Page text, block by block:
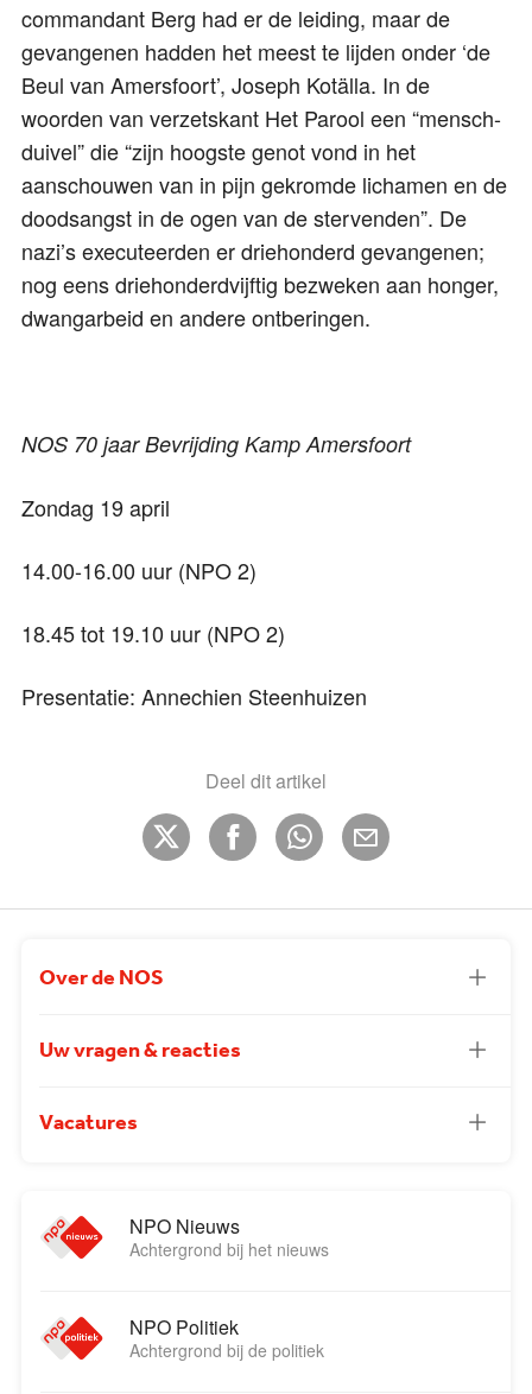
commandant Berg had er de leiding, maar de
gevangenen hadden het meest te lijden onder ‘de
Beul van Amersfoort’, Joseph Kotälla. In de
woorden van verzetskant Het Parool een “mensch-
duivel” die “zijn hoogste genot vond in het
aanschouwen van in pijn gekromde lichamen en de
doodsangst in de ogen van de stervenden”. De
nazi’s executeerden er driehonderd gevangenen;
nog eens driehonderdvijftig bezweken aan honger,
dwangarbeid en andere ontberingen.
NOS 70 jaar Bevrijding Kamp Amersfoort
Zondag 19 april
14.00-16.00 uur (NPO 2)
18.45 tot 19.10 uur (NPO 2)
Presentatie: Annechien Steenhuizen
Deel dit artikel
Over de NOS
Uw vragen & reacties
Vacatures
NPO Nieuws
Achtergrond bij het nieuws
NPO Politiek
Achtergrond bij de politiek